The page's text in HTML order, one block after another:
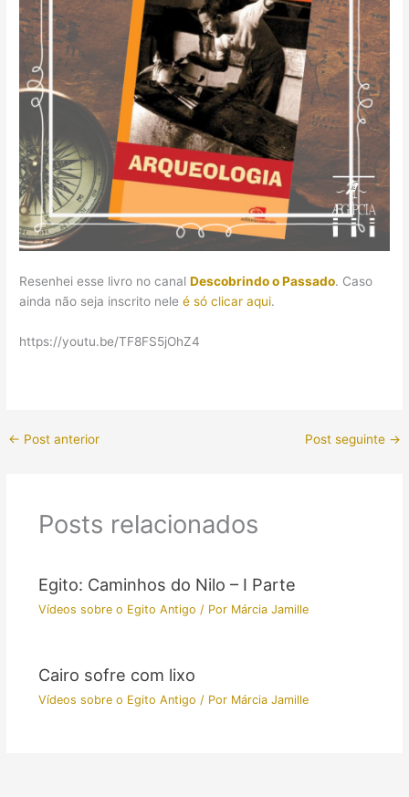
Resenhei esse livro no canalDescobrindo o Passado. Caso
ainda não seja inscrito neleé só clicar aqui.
https://youtu.be/TF8FS5jOhZ4
← Post anterior Post seguinte →
Posts relacionados
Egito: Caminhos do Nilo – I Parte
Vídeos sobre o Egito Antigo / Por Márcia Jamille
Cairo sofre com lixo
Vídeos sobre o Egito Antigo / Por Márcia Jamille